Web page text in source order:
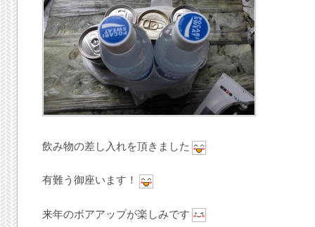
飲み物の差し入れを頂きました
有難う御座います！
来年のボアアップが楽しみです